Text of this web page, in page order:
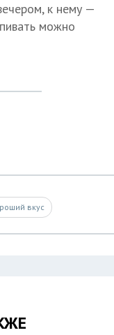
к нему —
можно
вкус